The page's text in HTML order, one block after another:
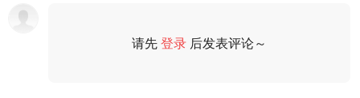
请先登录 后发表评论～